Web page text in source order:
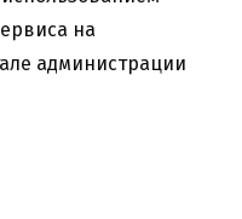
на
администрации